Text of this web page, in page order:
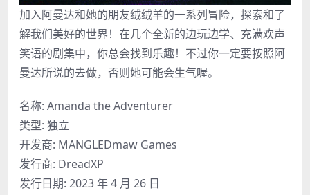
加入阿曼达和她的朋友绒绒羊的一系列冒险，探索和了
解我们美好的世界！在几个全新的边玩边学、充满欢声
笑语的剧集中，你总会找到乐趣！不过你一定要按照阿
曼达所说的去做，否则她可能会生气喔。
名称: Amanda the Adventurer
类型: 独立
开发商: MANGLEDmaw Games
发行商: DreadXP
发行日期: 2023 年 4 月 26 日